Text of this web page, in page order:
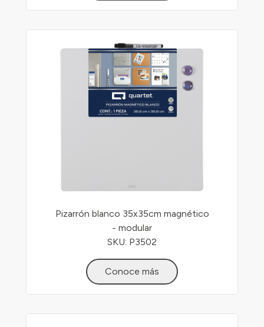
Pizarrón blanco 35x35cm magnético
- modular
SKU: P3502
Conoce más